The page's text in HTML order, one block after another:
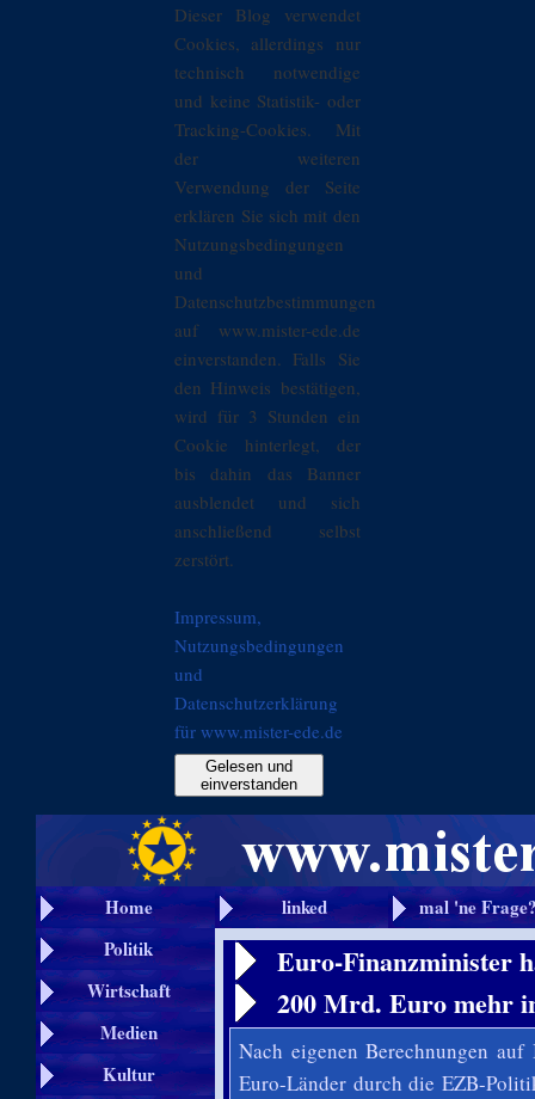
Dieser Blog verwendet
Cookies, allerdings nur
technisch notwendige
und keine Statistik- oder
Tracking-Cookies. Mit
der weiteren
Verwendung der Seite
erklären Sie sich mit den
Nutzungsbedingungen
und
Datenschutzbestimmungen
auf www.mister-ede.de
einverstanden. Falls Sie
den Hinweis bestätigen,
wird für 3 Stunden ein
Cookie hinterlegt, der
bis dahin das Banner
ausblendet und sich
anschließend selbst
zerstört.
Impressum,
Nutzungsbedingungen
und
Datenschutzerklärung
für www.mister-ede.de
Gelesen und
einverstanden
Home linked
mal 'ne
Politik
Wirtschaft
Medien
Kultur
Euro-Finanzminister
200 Mrd. Euro mehr
Nach eigenen Berechnungen
Euro-Länder durch die EZB-